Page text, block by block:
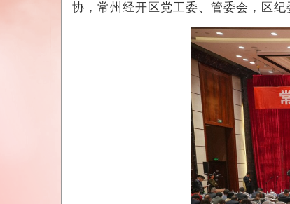
协，常州经开区党工委、管委会，区